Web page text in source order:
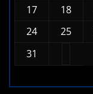
24
25
31